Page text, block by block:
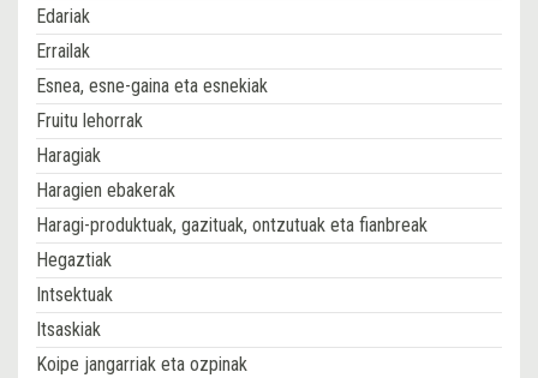
Edariak
Errailak
Esnea, esne-gaina eta esnekiak
Fruitu lehorrak
Haragiak
Haragien ebakerak
Haragi-produktuak, gazituak, ontzutuak eta fianbreak
Hegaztiak
Intsektuak
Itsaskiak
Koipe jangarriak eta ozpinak